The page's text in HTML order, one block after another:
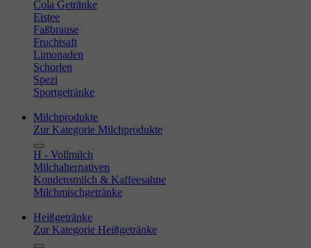
Cola Getränke
Eistee
Faßbrause
Fruchtsaft
Limonaden
Schorlen
Spezi
Sportgetränke
Milchprodukte
Zur Kategorie Milchprodukte
H - Vollmilch
Milchalternativen
Kondensmilch & Kaffeesahne
Milchmischgetränke
Heißgetränke
Zur Kategorie Heißgetränke